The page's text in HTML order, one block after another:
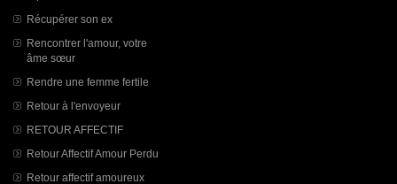
Récupérer son ex
Rencontrer l'amour, votre
âme sœur
Rendre une femme fertile
Retour à l'envoyeur
RETOUR AFFECTIF
Retour Affectif Amour Perdu
Retour affectif amoureux